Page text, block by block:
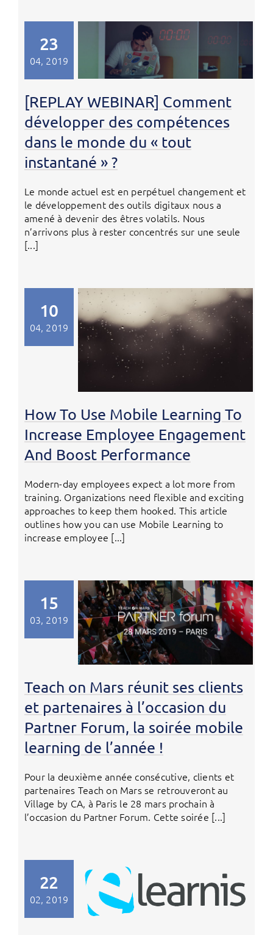
23
04, 2019
[REPLAY WEBINAR] Comment
développer des compétences
dans le monde du « tout
instantané » ?
Le monde actuel est en perpétuel changement et
le développement des outils digitaux nous a
amené à devenir des êtres volatils. Nous
n’arrivons plus à rester concentrés sur une seule
[...]
10
04, 2019
How To Use Mobile Learning To
Increase Employee Engagement
And Boost Performance
Modern-day employees expect a lot more from
training. Organizations need flexible and exciting
approaches to keep them hooked. This article
outlines how you can use Mobile Learning to
increase employee [...]
15
03, 2019
Teach on Mars réunit ses clients
et partenaires à l’occasion du
Partner Forum, la soirée mobile
learning de l’année !
Pour la deuxième année consécutive, clients et
partenaires Teach on Mars se retrouveront au
Village by CA, à Paris le 28 mars prochain à
l’occasion du Partner Forum. Cette soirée [...]
22
02, 2019